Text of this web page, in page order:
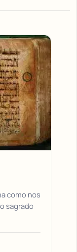
como nos
sagrado